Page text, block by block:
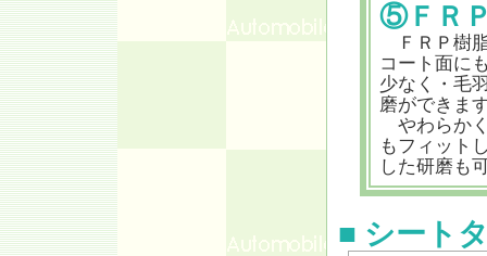
⑤ＦＲ
ＦＲＰ樹
コート面に
少なく・毛
磨ができま
やわらか
もフィット
した研磨も
■ シート